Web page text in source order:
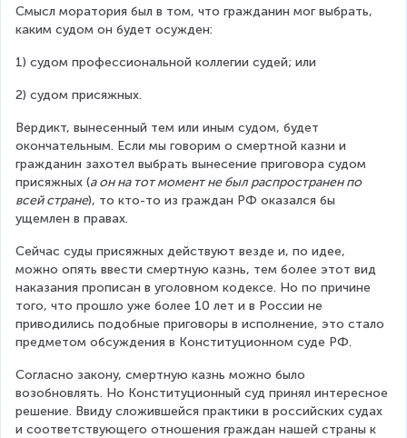
Смысл моратория был в том, что гражданин мог выбрать,
каким судом он будет осужден:
1) судом профессиональной коллегии судей; или
2) судом присяжных.
Вердикт, вынесенный тем или иным судом, будет
окончательным. Если мы говорим о смертной казни и
гражданин захотел выбрать вынесение приговора судом
присяжных (а он на тот момент не был распространен по
всей стране), то кто-то из граждан РФ оказался бы
ущемлен в правах.
Сейчас суды присяжных действуют везде и, по идее,
можно опять ввести смертную казнь, тем более этот вид
наказания прописан в уголовном кодексе. Но по причине
того, что прошло уже более 10 лет и в России не
приводились подобные приговоры в исполнение, это стало
предметом обсуждения в Конституционном суде РФ.
Согласно закону, смертную казнь можно было
возобновлять. Но Конституционный суд принял интересное
решение. Ввиду сложившейся практики в российских судах
и соответствующего отношения граждан нашей страны к